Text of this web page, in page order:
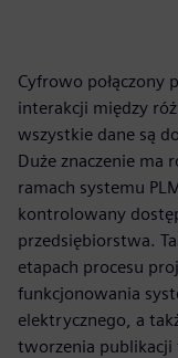
Cyfrowo połączony
interakcji między
wszystkie dane są
Duże znaczenie ma
ramach systemu
kontrolowany
przedsiębiorstwa.
etapach procesu
funkcjonowania
elektrycznego, a
tworzenia publikacji